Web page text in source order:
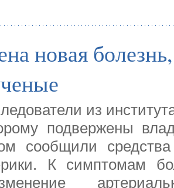
новая
из
подвержены
сообщили
К симптомам